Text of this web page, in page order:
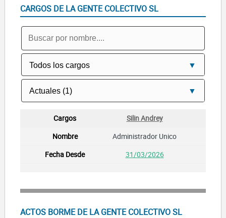
CARGOS DE LA GENTE COLECTIVO SL
Silin Andrey
Administrador Unico
31/03/2026
ACTOS BORME DE LA GENTE COLECTIVO SL